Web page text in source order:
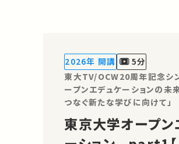
2026年 開講
5分
東大TV/OCW20周年記念シ
ープンエデュケーションの未
つなぐ新たな学びに向けて」
東京大学オープン